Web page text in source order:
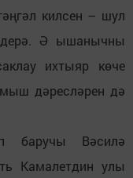
килсен – шул
Ә ышанычны
ихтыяр көче
дәресләрен дә
баручы Вәсилә
Камалетдин улы